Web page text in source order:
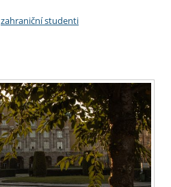
zahraniční studenti